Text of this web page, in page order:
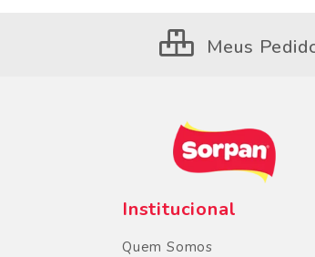
Meus
Institucional
Quem Somos